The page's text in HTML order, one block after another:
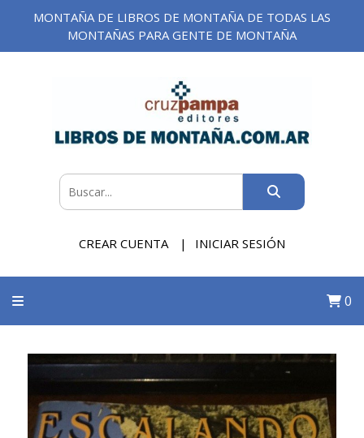
MONTAÑA DE LIBROS DE MONTAÑA DE TODAS LAS
MONTAÑAS PARA GENTE DE MONTAÑA
CREAR CUENTA INICIAR SESIÓN
0